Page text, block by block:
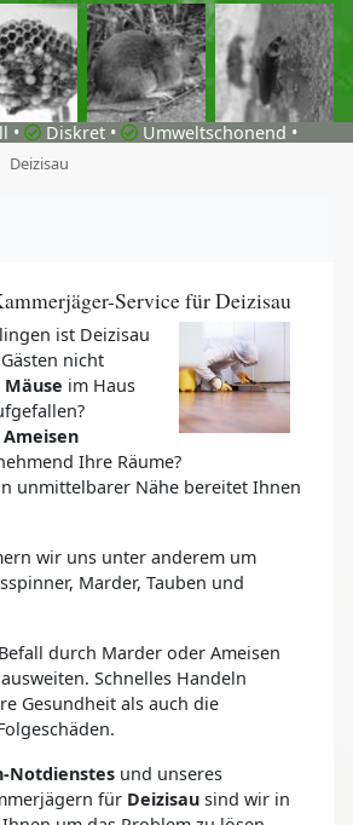
• Diskret • Umweltschonend •
Deizisau
Service für Deizisau
ist Deizisau
nicht
Mäuse im Haus
Ameisen
Ihre Räume?
unmittelbarer Nähe bereitet Ihnen
wir uns unter anderem um
Marder, Tauben und
durch Marder oder Ameisen
Schnelles Handeln
Gesundheit als auch die
Notdienstes und unseres
für Deizisau sind wir in